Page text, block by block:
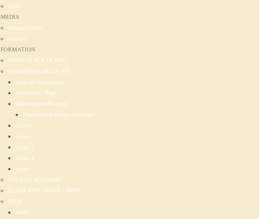
KIDS
MEDIA
Message vidéo
Podcast
FORMATION
FAMILLE SUR LE ROC
FONDATION DE LA FOI
Liste des Instituteurs
Instituteur – Page
Bibliotheque des cours
Fondation de la foi – Le Cours
Cours 1
Cours 2
Cours 3
Cours 4
Cours 5
CHURCH ACADEMY
ÉCOLE PASTORALE – BTCP
USER
Profil